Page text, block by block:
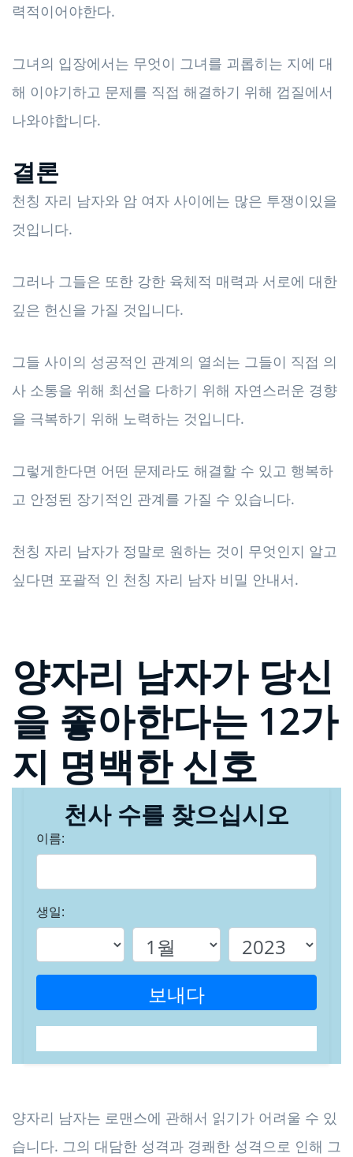
력적이어야한다.
그녀의 입장에서는 무엇이 그녀를 괴롭히는 지에 대
해 이야기하고 문제를 직접 해결하기 위해 껍질에서
나와야합니다.
결론
천칭 자리 남자와 암 여자 사이에는 많은 투쟁이있을
것입니다.
그러나 그들은 또한 강한 육체적 매력과 서로에 대한
깊은 헌신을 가질 것입니다.
그들 사이의 성공적인 관계의 열쇠는 그들이 직접 의
사 소통을 위해 최선을 다하기 위해 자연스러운 경향
을 극복하기 위해 노력하는 것입니다.
그렇게한다면 어떤 문제라도 해결할 수 있고 행복하
고 안정된 장기적인 관계를 가질 수 있습니다.
천칭 자리 남자가 정말로 원하는 것이 무엇인지 알고
싶다면 포괄적 인 천칭 자리 남자 비밀 안내서.
양자리 남자가 당신
을 좋아한다는 12가
지 명백한 신호
천사 수를 찾으십시오
이름:
생일:
보내다
양자리 남자는 로맨스에 관해서 읽기가 어려울 수 있
습니다. 그의 대담한 성격과 경쾌한 성격으로 인해 그